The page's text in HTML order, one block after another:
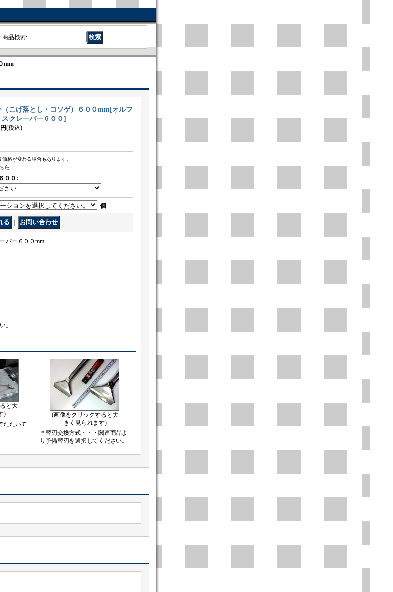
商品検索:
mm
（こげ落とし・コソゲ）６００mm[オルフ
クレーパー６００]
(税込)
価格が変わる場合もあります。
ら
００ :
個
パー６００mm
。
と大
)
たたいて
(画像をクリックすると大
きく見られます)
＊替刃交換方式・・・関連商品よ
り予備替刃を選択してください。